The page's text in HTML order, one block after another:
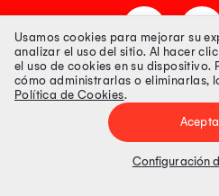
Tienda 100%
Tiendas Peruanas S.A. R.U.C. Nº
Precios disponibles solo en
Usamos cookies para mejorar su
analizar el uso del sitio. Al hacer clic
el uso de cookies en su dispositivo.
cómo administrarlas o eliminarlas,
Política de Cookies.
Configuración